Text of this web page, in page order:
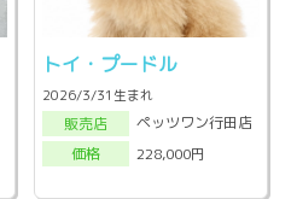
トイ・プードル
2026/3/31生まれ
販売店
ペッツワン行田店
価格
228,000円